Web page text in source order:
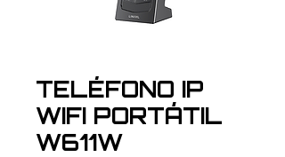
TELÉFONO IP
WIFI PORTÁTIL
W611W